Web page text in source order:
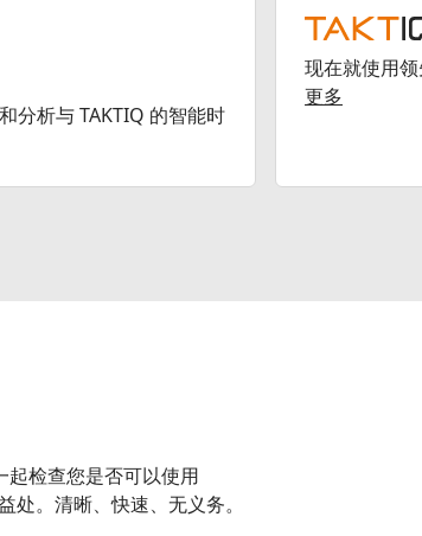
分析与 TAKTIQ 的智能时
现在就使用
更多
检查您是否可以使用
处。清晰、快速、无义务。